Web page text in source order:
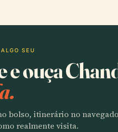
SEU
e ouça
bolso, itinerário no
realmente visita.